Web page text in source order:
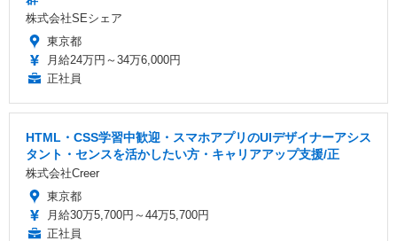
株式会社SEシェア
東京都
月給24万円～34万6,000円
正社員
HTML・CSS学習中歓迎・スマホアプリのUIデザイナーアシス
タント・センスを活かしたい方・キャリアアップ支援/正
株式会社Creer
東京都
月給30万5,700円～44万5,700円
正社員